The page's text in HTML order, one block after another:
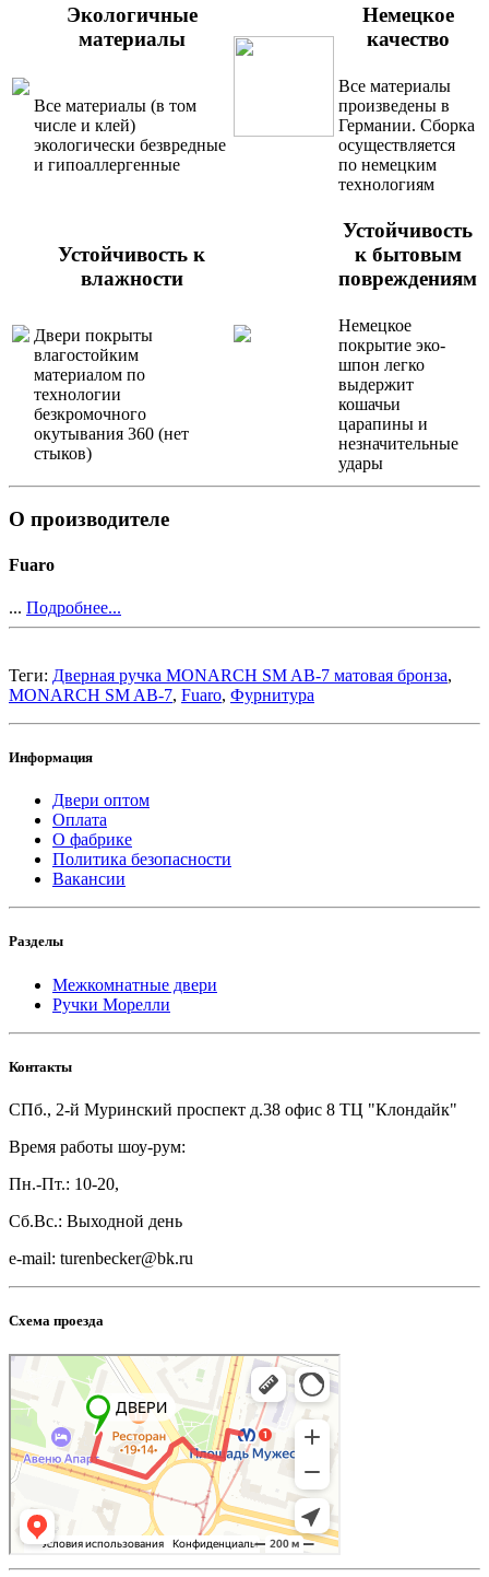
Экологичные
материалы
Немецкое
качество
Все материалы (в том
числе и клей)
экологически безвредные
и гипоаллергенные
Все материалы
произведены в
Германии. Сборка
осуществляется
по немецким
технологиям
Устойчивость к
влажности
Устойчивость
к бытовым
повреждениям
Двери покрыты
влагостойким
материалом по
технологии
безкромочного
окутывания 360 (нет
стыков)
Немецкое
покрытие эко-
шпон легко
выдержит
кошачьи
царапины и
незначительные
удары
О производителе
Fuaro
... Подробнее...
Теги: Дверная ручка MONARCH SM AB-7 матовая бронза,
MONARCH SM AB-7, Fuaro, Фурнитура
Информация
Двери оптом
Оплата
О фабрике
Политика безопасности
Вакансии
Разделы
Межкомнатные двери
Ручки Морелли
Контакты
СПб., 2-й Муринский проспект д.38 офис 8 ТЦ "Клондайк"
Время работы шоу-рум:
Пн.-Пт.: 10-20,
Сб.Вс.: Выходной день
e-mail: turenbecker@bk.ru
Схема проезда